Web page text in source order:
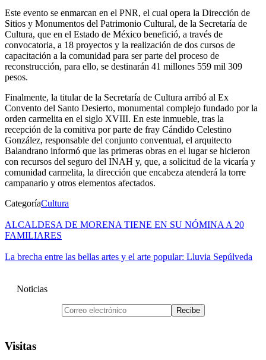
Este evento se enmarcan en el PNR, el cual opera la Dirección de
Sitios y Monumentos del Patrimonio Cultural, de la Secretaría de
Cultura, que en el Estado de México benefició, a través de
convocatoria, a 18 proyectos y la realización de dos cursos de
capacitación a la comunidad para ser parte del proceso de
reconstrucción, para ello, se destinarán 41 millones 559 mil 309
pesos.
Finalmente, la titular de la Secretaría de Cultura arribó al Ex
Convento del Santo Desierto, monumental complejo fundado por la
orden carmelita en el siglo XVIII. En este inmueble, tras la
recepción de la comitiva por parte de fray Cándido Celestino
González, responsable del conjunto conventual, el arquitecto
Balandrano informó que las primeras obras en el lugar se hicieron
con recursos del seguro del INAH y, que, a solicitud de la vicaría y
comunidad carmelita, la dirección que encabeza atenderá la torre
campanario y otros elementos afectados.
CategoríaCultura
ALCALDESA DE MORENA TIENE EN SU NÓMINA A 20
FAMILIARES
La brecha entre las bellas artes y el arte popular: Lluvia Sepúlveda
Noticias
Visitas